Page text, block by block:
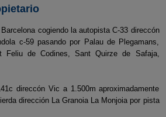
cogiendo la autopista C-33 direccón
c-59 pasando por Palau de Plegamans,
Feliu de Codines, Sant Quirze de Safaja,
direccón Vic a 1.500m aproximadamente
dirección La Granoia La Monjoia por pista